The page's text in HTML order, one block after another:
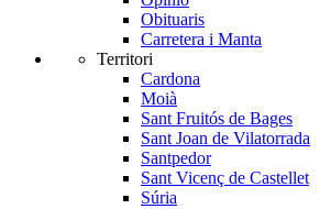
Obituaris
Carretera i Manta
Territori
Cardona
Moià
Sant Fruitós de Bages
Sant Joan de Vilatorrada
Santpedor
Sant Vicenç de Castellet
Súria